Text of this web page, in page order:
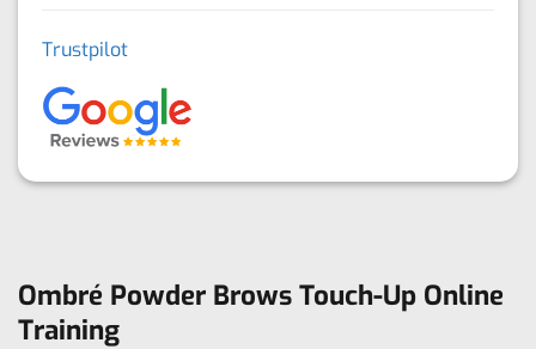
Ombré Powder Brows Touch-Up Online
Training
Trustpilot